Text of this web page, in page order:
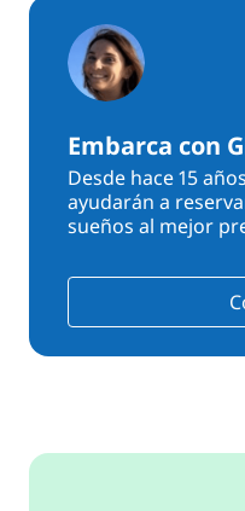
Embarca con
Desde hace 15
ayudarán a
sueños al mejor